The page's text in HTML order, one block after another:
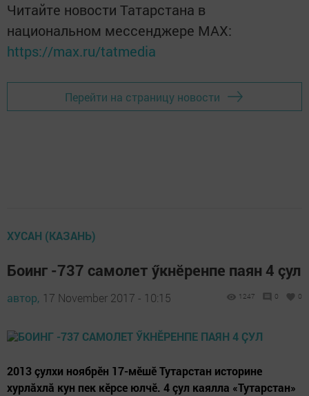
Читайте новости Татарстана в
национальном мессенджере MАХ:
https://max.ru/tatmedia
Перейти на страницу новости
ХУСАН (КАЗАНЬ)
Боинг -737 самолет ӳкнӗренпе паян 4 çул
автор, 17 November 2017 - 10:15 1247 0 0
2013 çулхи ноябрӗн 17-мӗшӗ Тутарстан историне
хурлăхлă кун пек кӗрсе юлчӗ. 4 çул каялла «Тутарстан»